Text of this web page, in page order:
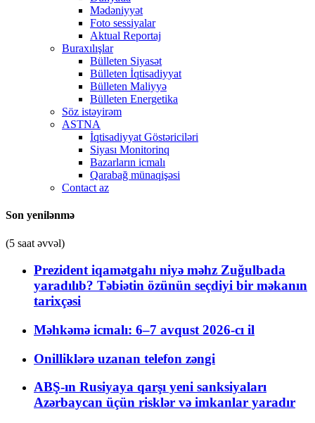
Mədəniyyət
Foto sessiyalar
Aktual Reportaj
Buraxılışlar
Bülleten Siyasət
Bülleten İqtisadiyyat
Bülleten Maliyyə
Bülleten Energetika
Söz istəyirəm
ASTNA
İqtisadiyyat Göstəriciləri
Siyası Monitorinq
Bazarların icmalı
Qarabağ münaqişəsi
Contact az
Son yenilənmə
(5 saat əvvəl)
Prezident iqamətgahı niyə məhz Zuğulbada
yaradılıb? Təbiətin özünün seçdiyi bir məkanın
tarixçəsi
Məhkəmə icmalı: 6–7 avqust 2026-cı il
Onilliklərə uzanan telefon zəngi
ABŞ-ın Rusiyaya qarşı yeni sanksiyaları
Azərbaycan üçün risklər və imkanlar yaradır